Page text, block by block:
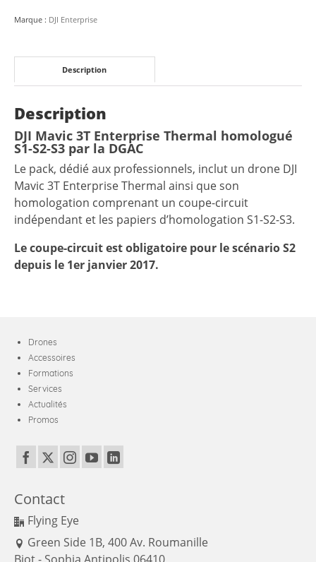
Marque : DJI Enterprise
Description
Description
DJI Mavic 3T Enterprise Thermal homologué
S1-S2-S3 par la DGAC
Le pack, dédié aux professionnels, inclut un drone DJI
Mavic 3T Enterprise Thermal ainsi que son
homologation comprenant un coupe-circuit
indépendant et les papiers d’homologation S1-S2-S3.
Le coupe-circuit est obligatoire pour le scénario S2
depuis le 1er janvier 2017.
Drones
Accessoires
Formations
Services
Actualités
Promos
Contact
Flying Eye
Green Side 1B, 400 Av. Roumanille